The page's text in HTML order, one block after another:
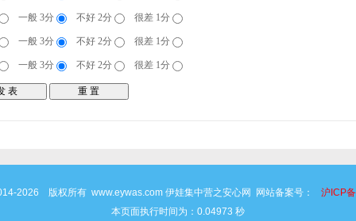
一般 3分 不好 2分 很差 1分
一般 3分 不好 2分 很差 1分
一般 3分 不好 2分 很差 1分
2026 版权所有 www.eywas.com 伊娃集中营之安心网 网站备案号：
沪ICP
本页面执行时间为：0.04973 秒